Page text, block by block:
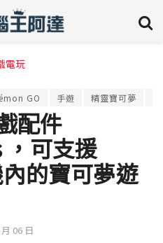
電玩
GO 手遊 精靈寶可夢
配件
可支援
的寶可夢遊
06 日